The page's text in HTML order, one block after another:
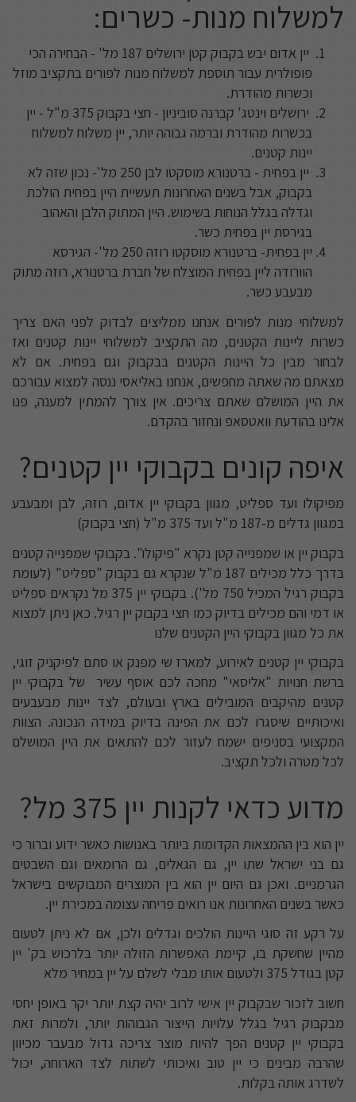
למשלוח מנות- כשרים:
יין אדום יבש בקבוק קטן ירושלים 187 מל' - הבחירה הכי
פופולרית עבור תוספת למשלוח מנות לפורים בתקציב מוזל
וכשרות מהודרת.
ירושלים וינטג' קברנה סוביניון - חצי בקבוק 375 מ"ל - יין
בכשרות מהודרת וברמה גבוהה יותר, יין משלוח למשלוח
יינות קטנים.
יין בפחית - ברטנורא מוסקטו לבן 250 מל'- נכון שזה לא
בקבוק, אבל בשנים האחרונות תעשיית היין בפחית הולכת
וגדלה בגלל הנוחות בשימוש. היין המתוק הלבן והאהוב
בגירסת יין בפחית כשר.
יין בפחית- ברטנורא מוסקטו רוזה 250 מל'- הגירסא
הוורודה ליין בפחית המוצלח של חברת ברטנורא, רוזה מתוק
מבעבע כשר.
למשלוחי מנות לפורים אנחנו ממליצים לבדוק לפני האם צריך
כשרות ליינות הקטנים, מה התקציב למשלוחי יינות קטנים ואז
לבחור מבין כל היינות הקטנים בבקבוק וגם בפחית. אם לא
מצאתם מה שאתה מחפשים, אנחנו באליאסי ננסה למצוא עבורכם
את היין המושלם שאתם צריכים. אין צורך להמתין למענה, פנו
אלינו בהודעת וואטסאפ ונחזור בהקדם.
איפה קונים בקבוקי יין קטנים?
מפיקולו ועד ספליט, מגוון בקבוקי יין אדום, רוזה, לבן ומבעבע
במגוון גדלים מ-187 מ"ל ועד 375 מ"ל (חצי בקבוק)
בקבוק יין או שמפנייה קטן נקרא "פיקולו". בקבוקי שמפנייה קטנים
בדרך כלל מכילים 187 מ"ל שנקרא גם בקבוק "ספליט" (לעומת
בקבוק רגיל המכיל 750 מל'). בקבוקי יין 375 מל נקראים ספליט
או דמי והם מכילים בדיוק כמו חצי בקבוק יין רגיל. כאן ניתן למצוא
את כל מגוון בקבוקי היין הקטנים שלנו
בקבוקי יין קטנים לאירוע, למארז שי מפנק או סתם לפיקניק זוגי,
ברשת חנויות "אליסאי" מחכה לכם אוסף עשיר של בקבוקי יין
קטנים מהיקבים המובילים בארץ ובעולם, לצד יינות מבעבעים
ואיכותיים שיסגרו לכם את הפינה בדיוק במידה הנכונה. הצוות
המקצועי בסניפים ישמח לעזור לכם להתאים את היין המושלם
לכל מטרה ולכל תקציב.
מדוע כדאי לקנות יין 375 מל?
יין הוא בין ההמצאות הקדומות ביותר באנושות כאשר ידוע וברור כי
גם בני ישראל שתו יין, גם הגאלים, גם הרומאים וגם השבטים
הגרמניים. ואכן גם היום יין הוא בין המוצרים המבוקשים בישראל
כאשר בשנים האחרונות אנו רואים פריחה עצומה במכירת יין.
על רקע זה סוגי היינות הולכים וגדלים ולכן, אם לא ניתן לטעום
מהיין שחשקת בו, קיימת האפשרות הזולה יותר בלרכוש בק' יין
קטן בגודל 375 ולטעום אותו מבלי לשלם על יין במחיר מלא
חשוב לזכור שבקבוק יין אישי לרוב יהיה קצת יותר יקר באופן יחסי
מבקבוק רגיל בגלל עלויות הייצור הגבוהות יותר, ולמרות זאת
בקבוקי יין קטנים הפך להיות מוצר צריכה גדול מבעבר מכיוון
שהרבה מבינים כי יין טוב ואיכותי לשתות לצד הארוחה, יכול
לשדרג אותה בקלות.